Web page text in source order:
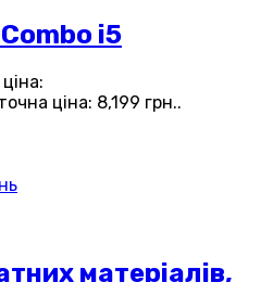
i5
ціна: 8,199 грн..
матеріалів,